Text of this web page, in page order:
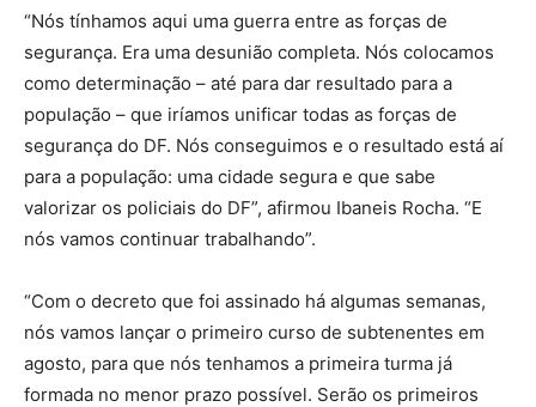
“Nós tínhamos aqui uma guerra entre as forças de
segurança. Era uma desunião completa. Nós colocamos
como determinação – até para dar resultado para a
população – que iríamos unificar todas as forças de
segurança do DF. Nós conseguimos e o resultado está aí
para a população: uma cidade segura e que sabe
valorizar os policiais do DF”, afirmou Ibaneis Rocha. “E
nós vamos continuar trabalhando”.
“Com o decreto que foi assinado há algumas semanas,
nós vamos lançar o primeiro curso de subtenentes em
agosto, para que nós tenhamos a primeira turma já
formada no menor prazo possível. Serão os primeiros